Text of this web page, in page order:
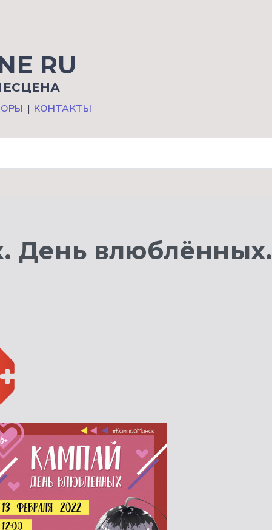
RU
| КОНТАКТЫ
День влюблённых.